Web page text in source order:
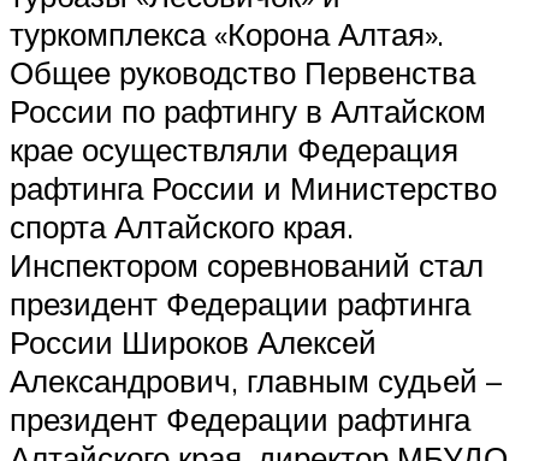
туркомплекса «Корона Алтая».
Общее руководство Первенства
России по рафтингу в Алтайском
крае осуществляли Федерация
рафтинга России и Министерство
спорта Алтайского края.
Инспектором соревнований стал
президент Федерации рафтинга
России Широков Алексей
Александрович, главным судьей –
президент Федерации рафтинга